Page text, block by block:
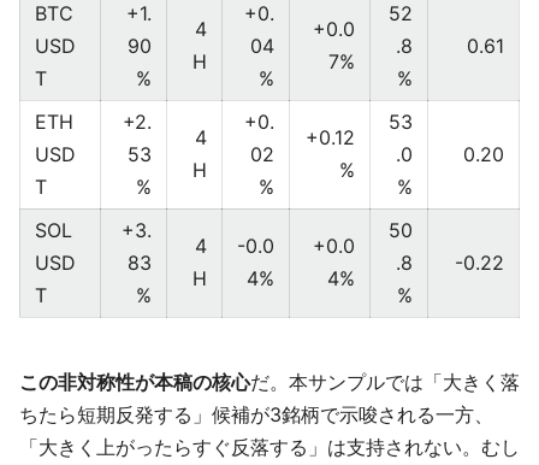
BTC
USD
T
+1.
90
%
4
H
+0.
04
%
+0.0
7%
52
.8
%
0.61
ETH
USD
T
+2.
53
%
4
H
+0.
02
%
+0.12
%
53
.0
%
0.20
SOL
USD
T
+3.
83
%
4
H
-0.0
4%
+0.0
4%
50
.8
%
-0.22
この非対称性が本稿の核心だ。本サンプルでは「大きく落
ちたら短期反発する」候補が3銘柄で示唆される一方、
「大きく上がったらすぐ反落する」は支持されない。むし